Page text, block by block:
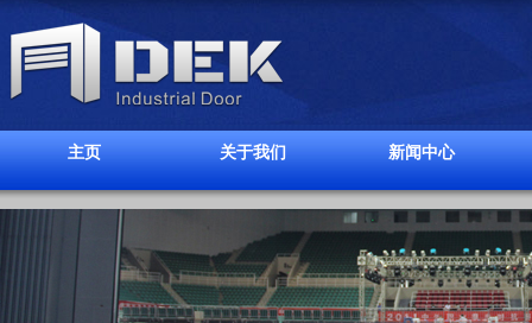
主页 关于我们 新闻中心